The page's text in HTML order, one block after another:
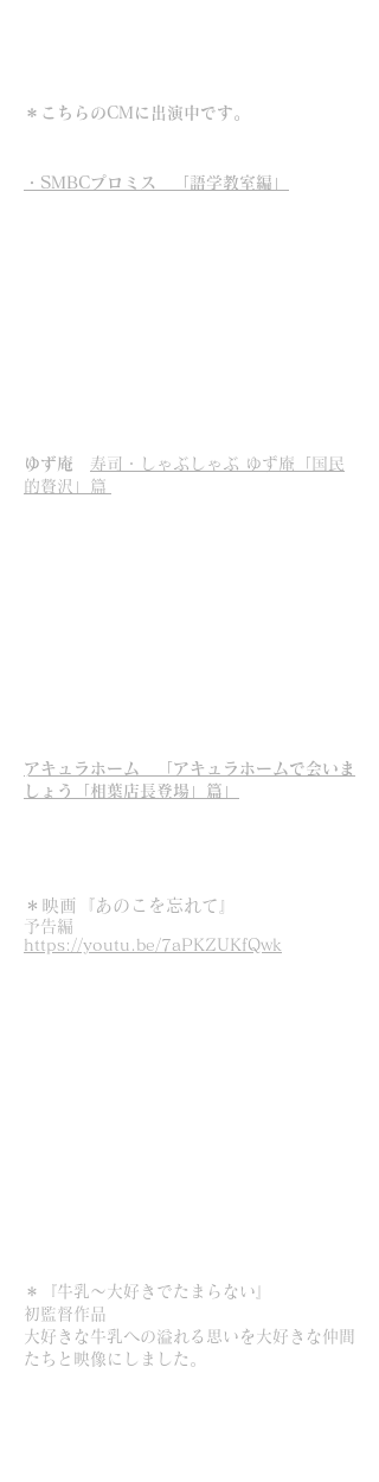
＊こちらのCMに出演中です。
​​ SMBCプロミス 「語学教室編」
ゆず庵 寿司・しゃぶしゃぶ ゆず庵「国民
的贅沢」篇
​​アキュラホーム 「アキュラホームで会いま
しょう「相葉店長登場」篇」
＊映画『あのこを忘れて』
予告編
https://youtu.be/7aPKZUKfQwk
＊『牛乳〜大好きでたまらない』
初監督作品
大好きな牛乳への溢れる思いを大好きな仲間
たちと映像にしました。